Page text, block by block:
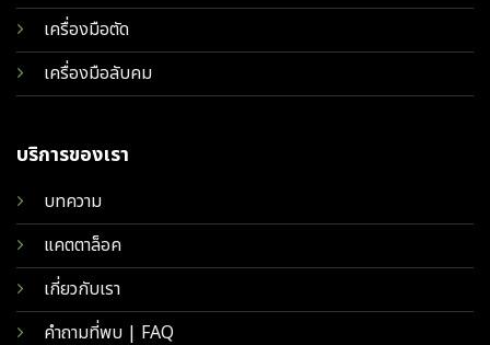
เครื่องมือตัด
เครื่องมือลับคม
บริการของเรา
บทความ
แคตตาล็อค
เกี่ยวกับเรา
คำถามที่พบ | FAQ